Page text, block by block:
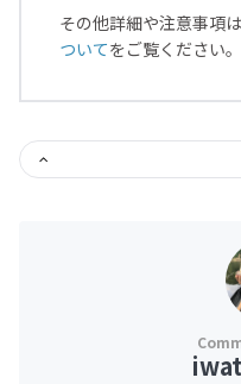
その他詳細や注意事項は
ついてをご覧ください。